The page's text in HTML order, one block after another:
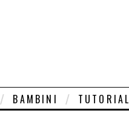
BAMBINI TUTORIAL